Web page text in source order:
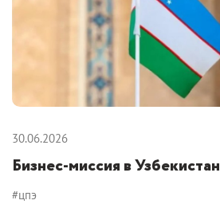
30.06.2026
Бизнес-миссия в Узбекистан
#цпэ